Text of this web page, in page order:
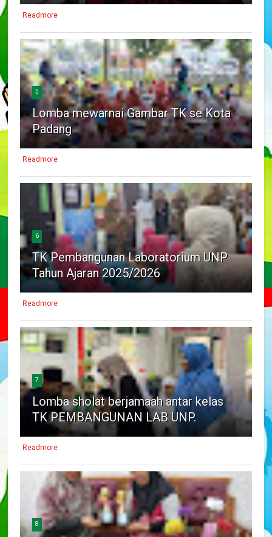
Readmore
5
Lomba mewarnai Gambar TK se Kota
Padang
Readmore
6
TK Pembangunan Laboratorium UNP
Tahun Ajaran 2025/2026
Readmore
7
Lomba sholat berjamaah antar kelas
TK PEMBANGUNAN LAB UNP.
Readmore
8